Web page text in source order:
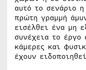
αυτό το σενάριο
πρώτη γραμμή
εισέλθει ένα μη
συνέχεια το έργο
κάμερες και
έχουν